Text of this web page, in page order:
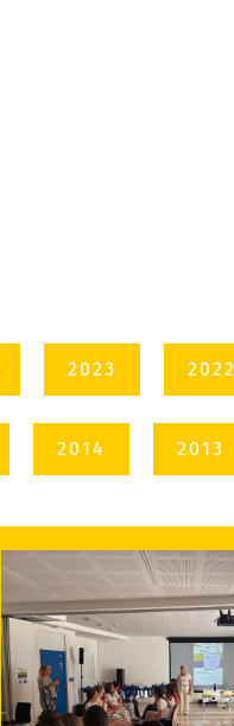
2023 2022
2014 2013